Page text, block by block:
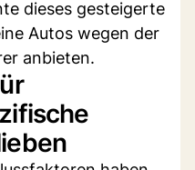
dieses gesteigerte
Autos wegen der
anbieten.